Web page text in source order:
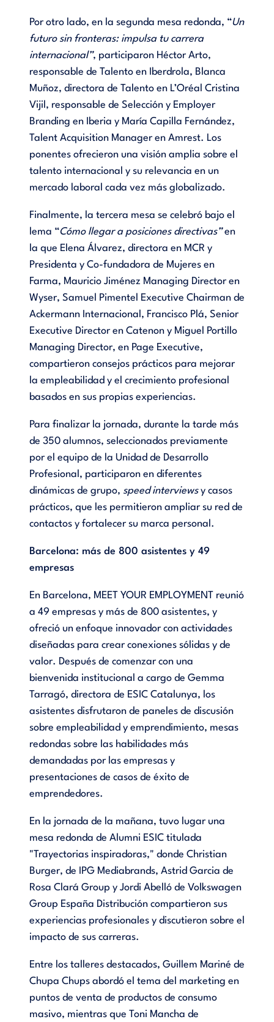
Por otro lado, en la segunda mesa redonda, “Un
futuro sin fronteras: impulsa tu carrera
internacional”, participaron Héctor Arto,
responsable de Talento en Iberdrola, Blanca
Muñoz, directora de Talento en L’Oréal Cristina
Vijil, responsable de Selección y Employer
Branding en Iberia y María Capilla Fernández,
Talent Acquisition Manager en Amrest. Los
ponentes ofrecieron una visión amplia sobre el
talento internacional y su relevancia en un
mercado laboral cada vez más globalizado.
Finalmente, la tercera mesa se celebró bajo el
lema “Cómo llegar a posiciones directivas”en
la que Elena Álvarez, directora en MCR y
Presidenta y Co-fundadora de Mujeres en
Farma, Mauricio Jiménez Managing Director en
Wyser, Samuel Pimentel Executive Chairman de
Ackermann Internacional, Francisco Plá, Senior
Executive Director en Catenon y Miguel Portillo
Managing Director, en Page Executive,
compartieron consejos prácticos para mejorar
la empleabilidad y el crecimiento profesional
basados en sus propias experiencias.
Para finalizar la jornada, durante la tarde más
de 350 alumnos, seleccionados previamente
por el equipo de la Unidad de Desarrollo
Profesional, participaron en diferentes
dinámicas de grupo, speed interviewsy casos
prácticos, que les permitieron ampliar su red de
contactos y fortalecer su marca personal.
Barcelona: más de 800 asistentes y 49
empresas
En Barcelona, MEET YOUR EMPLOYMENT reunió
a 49 empresas y más de 800 asistentes, y
ofreció un enfoque innovador con actividades
diseñadas para crear conexiones sólidas y de
valor. Después de comenzar con una
bienvenida institucional a cargo de Gemma
Tarragó, directora de ESIC Catalunya, los
asistentes disfrutaron de paneles de discusión
sobre empleabilidad y emprendimiento, mesas
redondas sobre las habilidades más
demandadas por las empresas y
presentaciones de casos de éxito de
emprendedores.
En la jornada de la mañana, tuvo lugar una
mesa redonda de Alumni ESIC titulada
"Trayectorias inspiradoras," donde Christian
Burger, de IPG Mediabrands, Astrid Garcia de
Rosa Clará Group y Jordi Abelló de Volkswagen
Group España Distribución compartieron sus
experiencias profesionales y discutieron sobre el
impacto de sus carreras.
Entre los talleres destacados, Guillem Mariné de
Chupa Chups abordó el tema del marketing en
puntos de venta de productos de consumo
masivo, mientras que Toni Mancha de